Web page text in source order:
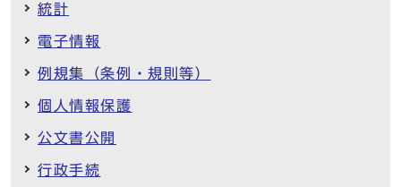
統計
電子情報
例規集（条例・規則等）
個人情報保護
公文書公開
行政手続